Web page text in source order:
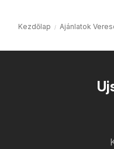
Kezdőlap Ajánlatok